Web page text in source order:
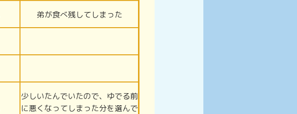
弟が食べ残してしまった
少しいたんでいたので、ゆでる前
に悪くなってしまった分を選んで